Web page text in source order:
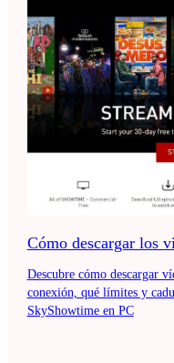
Cómo descargar los
Descubre cómo descargar
conexión, qué límites y
SkyShowtime en PC